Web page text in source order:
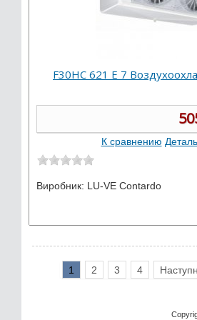
F30HC 621 E 7
К сравнению
Виробник: LU-VE Contardo
1 2 3 4